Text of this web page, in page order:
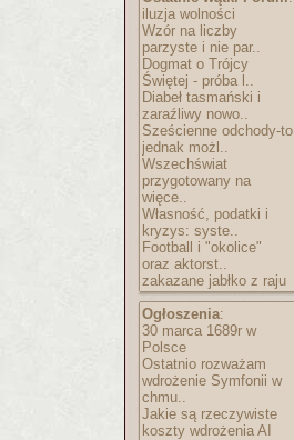
iluzja wolności
Wzór na liczby
parzyste i nie par..
Dogmat o Trójcy
Świętej - próba l..
Diabeł tasmański i
zaraźliwy nowo..
Sześcienne odchody-to
jednak możl..
Wszechświat
przygotowany na
więce..
Własność, podatki i
kryzys: syste..
Football i "okolice"
oraz aktorst..
zakazane jabłko z raju
Ogłoszenia:
30 marca 1689r w
Polsce
Ostatnio rozważam
wdrożenie Symfonii w
chmu..
Jakie są rzeczywiste
koszty wdrożenia AI